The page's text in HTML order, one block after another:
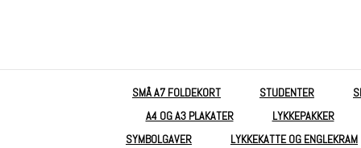
SMÅ A7 FOLDEKORT STUDENTER
A4 OG A3 PLAKATER
LYKKEPAKKER
SYMBOLGAVER
LYKKEKATTE OG ENGLEKRAM